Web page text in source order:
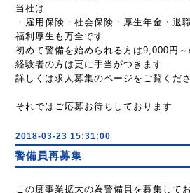
当社は
・雇用保険・社会保険・厚生年金・退
福利厚生も万全です
初めて警備を始められる方は9,000円
経験者の方は更に手当がつきます
詳しくは求人募集のページをご覧くだ
それではご応募お待ちしております
2018-03-23 15:31:00
警備員再募集
この度事業拡大の為警備員を募集して